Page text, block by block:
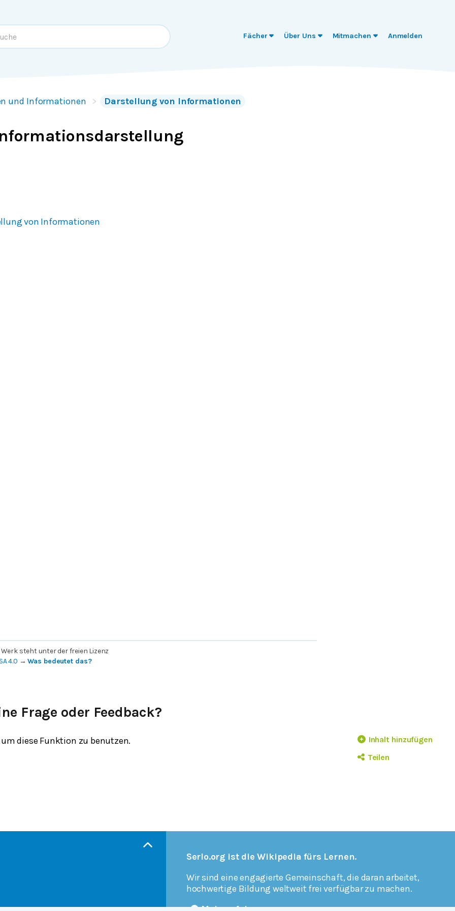
Fächer Über Uns Mitmachen Anmelden
und Informationen Darstellung von Informationen
von Informationen
Werk steht unter der freien Lizenz
4.0 →Was bedeutet das?
Inhalt hinzufügen
Teilen
Frage oder Feedback?
um diese Funktion zu benutzen.
Serlo.org ist die Wikipedia fürs Lernen.
Wir sind eine engagierte Gemeinschaft, die daran arbeitet,
hochwertige Bildung weltweit frei verfügbar zu machen.